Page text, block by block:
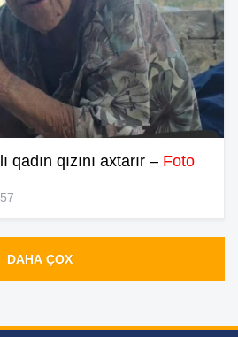
qızını axtarır – Foto
DAHA ÇOX